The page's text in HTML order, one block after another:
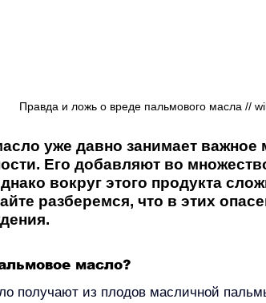
Правда и ложь о вреде пальмового масла //
уже давно занимает
Его добавляют во
вокруг этого продукта
разберемся, что в этих
масло?
получают из плодов масличной